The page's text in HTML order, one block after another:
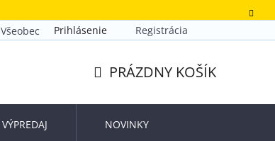
Všeobecné obchodné podmienky
Prihlásenie Registrácia
KOŠÍK
PRÁZDNY KOŠÍK
VÝPREDAJ NOVINKY